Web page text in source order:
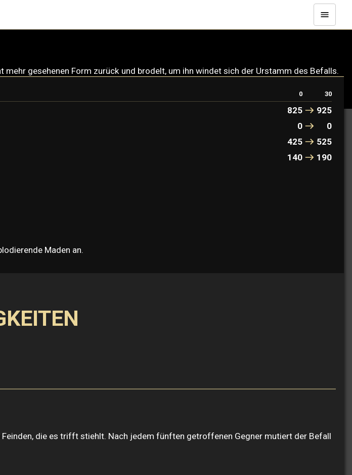
gesehenen Form zurück und brodelt, um ihn windet sich der Urstamm des Befalls.
0 30
825
925
0
0
425
525
140 190
Maden an.
die es trifft stiehlt. Nach jedem fünften getroffenen Gegner mutiert der Befall